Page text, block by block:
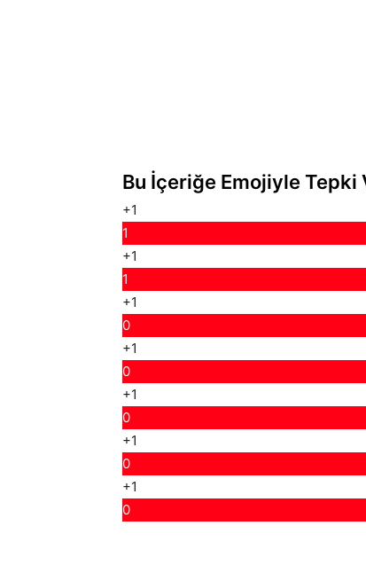
Bu İçeriğe Emojiyle Tepki
+1
1
+1
1
+1
0
+1
0
+1
0
+1
0
+1
0